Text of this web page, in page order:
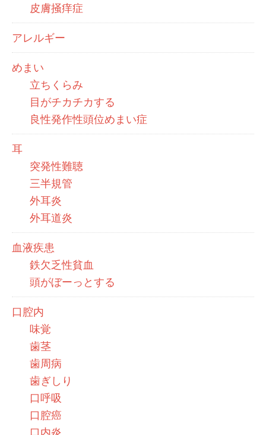
皮膚掻痒症
アレルギー
めまい
立ちくらみ
目がチカチカする
良性発作性頭位めまい症
耳
突発性難聴
三半規管
外耳炎
外耳道炎
血液疾患
鉄欠乏性貧血
頭がぼーっとする
口腔内
味覚
歯茎
歯周病
歯ぎしり
口呼吸
口腔癌
口内炎